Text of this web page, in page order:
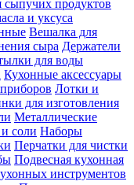
сыпучих продуктов
и уксуса
Вешалка для
сыра Держатели
для воды
Кухонные аксессуары
Лотки и
для изготовления
Металлические
соли Наборы
Перчатки для чистки
Подвесная кухонная
инструментов